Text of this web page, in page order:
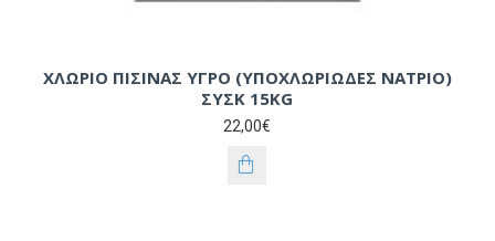
ΧΛΩΡΙΟ ΠΙΣΙΝΑΣ ΥΓΡΟ (ΥΠΟΧΛΩΡΙΩΔΕΣ ΝΑΤΡΙΟ)
ΣΥΣΚ 15KG
22,00€